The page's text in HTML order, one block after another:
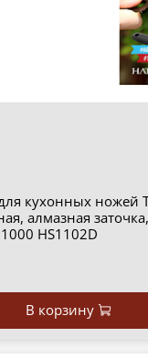
кухонных ножей
алмазная
HS1102D
В корзину